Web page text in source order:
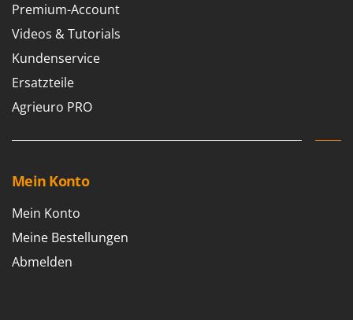
Premium-Account
Videos & Tutorials
Kundenservice
Ersatzteile
Agrieuro PRO
Mein Konto
Mein Konto
Meine Bestellungen
Abmelden